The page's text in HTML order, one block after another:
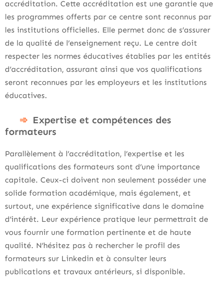
accréditation. Cette accréditation est une garantie que
les programmes offerts par ce centre sont reconnus par
les institutions officielles. Elle permet donc de s’assurer
de la qualité de l’enseignement reçu. Le centre doit
respecter les normes éducatives établies par les entités
d’accréditation, assurant ainsi que vos qualifications
seront reconnues par les employeurs et les institutions
éducatives.
Expertise et compétences des
formateurs
Parallèlement à l’accréditation, l’expertise et les
qualifications des formateurs sont d’une importance
capitale. Ceux-ci doivent non seulement posséder une
solide formation académique, mais également, et
surtout, une expérience significative dans le domaine
d’intérêt. Leur expérience pratique leur permettrait de
vous fournir une formation pertinente et de haute
qualité. N’hésitez pas à rechercher le profil des
formateurs sur Linkedin et à consulter leurs
publications et travaux antérieurs, si disponible.